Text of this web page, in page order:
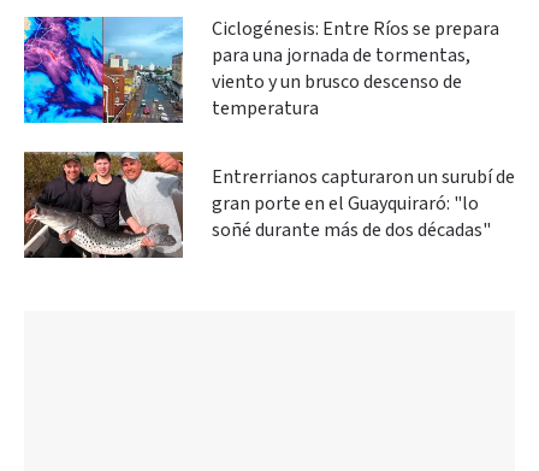
Ciclogénesis: Entre Ríos se prepara
para una jornada de tormentas,
viento y un brusco descenso de
temperatura
Entrerrianos capturaron un surubí de
gran porte en el Guayquiraró: "lo
soñé durante más de dos décadas"